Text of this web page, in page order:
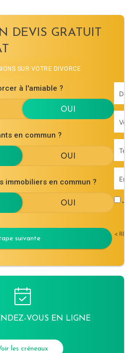
DEVIS GRATUIT
SUR VOTRE DIVORCE
à l'amiable ?
en commun ?
immobiliers en commun ?
suivante <
VOUS EN LIGNE
les créneaux